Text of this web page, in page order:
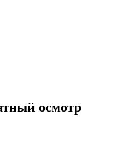
осмотр